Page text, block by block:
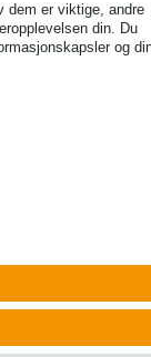
dem er viktige, andre
din. Du
og